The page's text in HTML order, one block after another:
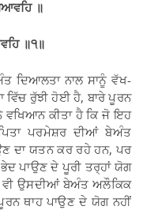
॥
॥੧॥
ਦਿਆਲਤਾ ਨਾਲ ਸਾਨੂੰ ਵੱਖ-
ਵਿੱਚ ਰੁੱਝੀ ਹੋਈ ਹੈ, ਬਾਰੇ ਪੂਰਨ
ਕੀਤਾ ਹੈ ਕਿ ਜੋ ਇਹ
ਪਰਮੇਸ਼ਰ ਦੀਆਂ ਬੇਅੰਤ
ਦਾ ਯਤਨ ਕਰ ਰਹੇ ਹਨ, ਪਰ
ਪਾਉਣ ਦੇ ਪੂਰੀ ਤਰ੍ਹਾਂ ਯੋਗ
ਉਸਦੀਆਂ ਬੇਅੰਤ ਅਲੌਕਿਕ
ਥਾਹ ਪਾਉਣ ਦੇ ਯੋਗ ਨਹੀਂ